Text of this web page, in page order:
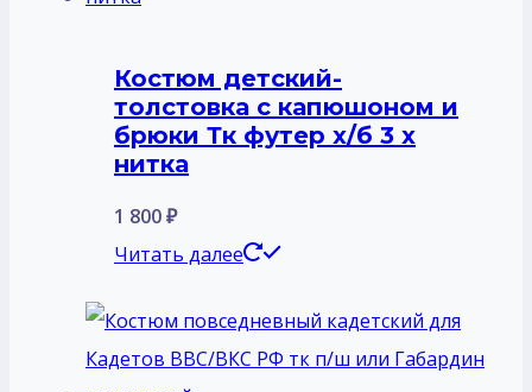
Костюм детский-
толстовка с капюшоном и
брюки Тк футер х/б 3 х
нитка
1 800₽
Читать далее